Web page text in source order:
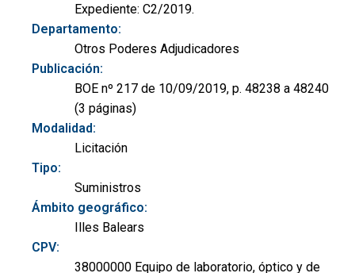
Expediente: C2/2019.
Departamento:
Otros Poderes Adjudicadores
Publicación:
BOE nº 217 de 10/09/2019, p. 48238 a 48240
(3 páginas)
Modalidad:
Licitación
Tipo:
Suministros
Ámbito geográfico:
Illes Balears
CPV:
38000000 Equipo de laboratorio, óptico y de